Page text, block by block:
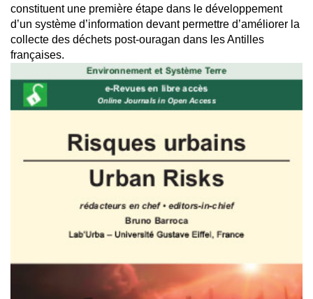
constituent une première étape dans le développement
d’un système d’information devant permettre d’améliorer la
collecte des déchets post-ouragan dans les Antilles
françaises.